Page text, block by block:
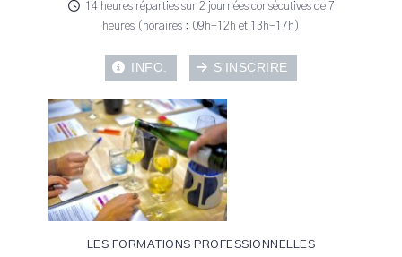
14 heures réparties sur 2 journées consécutives de 7
heures (horaires : 09h-12h et 13h-17h)
INFO. S'INSCRIRE
LES FORMATIONS PROFESSIONNELLES